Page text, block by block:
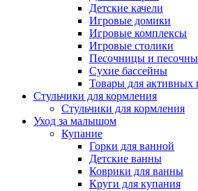
Детские качели
Игровые домики
Игровые комплексы
Игровые столики
Песочницы и
Сухие бассейны
Товары для активных
Стульчики для кормления
Стульчики для кормления
Уход за малышом
Купание
Горки для ванной
Детские ванны
Коврики для ванны
Круги для купания